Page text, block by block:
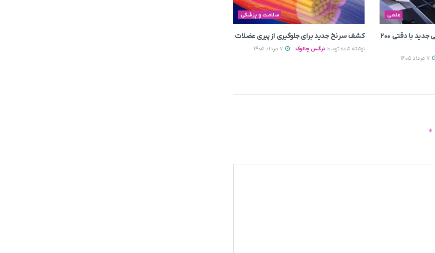
علمی
ساخت میکروسکوپ الکترونی جدید با دقتی ۲۰۰
7 مرداد 1405
سلامت و پزشکی
کشف سرنخ جدید برای جلوگیری از پیری عضلات
نوشته شده توسط نرگس چالوک
*